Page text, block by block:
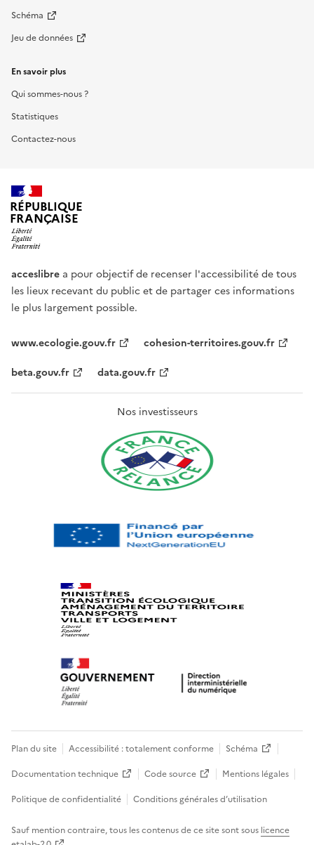
Schéma
Jeu de données
En savoir plus
Qui sommes-nous ?
Statistiques
Contactez-nous
RÉPUBLIQUE
FRANÇAISE
acceslibre a pour objectif de recenser l'accessibilité de tous
les lieux recevant du public et de partager ces informations
le plus largement possible.
www.ecologie.gouv.fr
cohesion-territoires.gouv.fr
beta.gouv.fr
data.gouv.fr
Nos investisseurs
Plan du site Accessibilité : totalement conforme
Schéma
Documentation technique
Code source
Mentions légales
Politique de confidentialité
Conditions générales d’utilisation
Sauf mention contraire, tous les contenus de ce site sont sous licence